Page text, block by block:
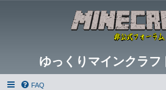
ゆっくりマインクラフ
FAQ